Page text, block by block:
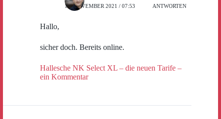
16. NOVEMBER 2021 / 07:53 ANTWORTEN
Hallo,
sicher doch. Bereits online.
Hallesche NK Select XL – die neuen Tarife –
ein Kommentar